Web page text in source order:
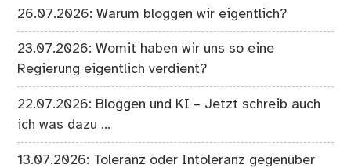
26.07.2026: Warum bloggen wir eigentlich?
23.07.2026: Womit haben wir uns so eine
Regierung eigentlich verdient?
22.07.2026: Bloggen und KI – Jetzt schreib auch
ich was dazu …
13.07.2026: Toleranz oder Intoleranz gegenüber